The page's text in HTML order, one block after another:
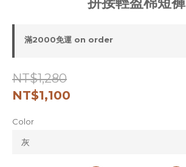
滿2000免運 on order
NT$1,280
NT$1,100
Color